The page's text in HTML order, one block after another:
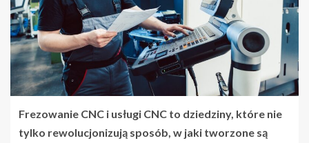
Frezowanie CNC i usługi CNC to dziedziny, które nie
tylko rewolucjonizują sposób, w jaki tworzone są